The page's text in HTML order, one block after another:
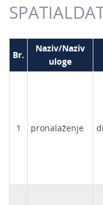
Br.
Naziv/Naziv
uloge
1 pronalaženje